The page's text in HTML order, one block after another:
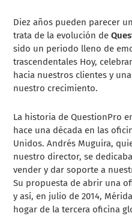
Diez años pueden parecer
trata de la evolución de
sido un periodo lleno de
trascendentales Hoy,
hacia nuestros clientes y
nuestro crecimiento.
La historia de QuestionPro
hace una década en las
Unidos. Andrés Muguira,
nuestro director, se
vender y dar soporte a
Su propuesta de abrir una
y así, en julio de 2014,
hogar de la tercera oficina